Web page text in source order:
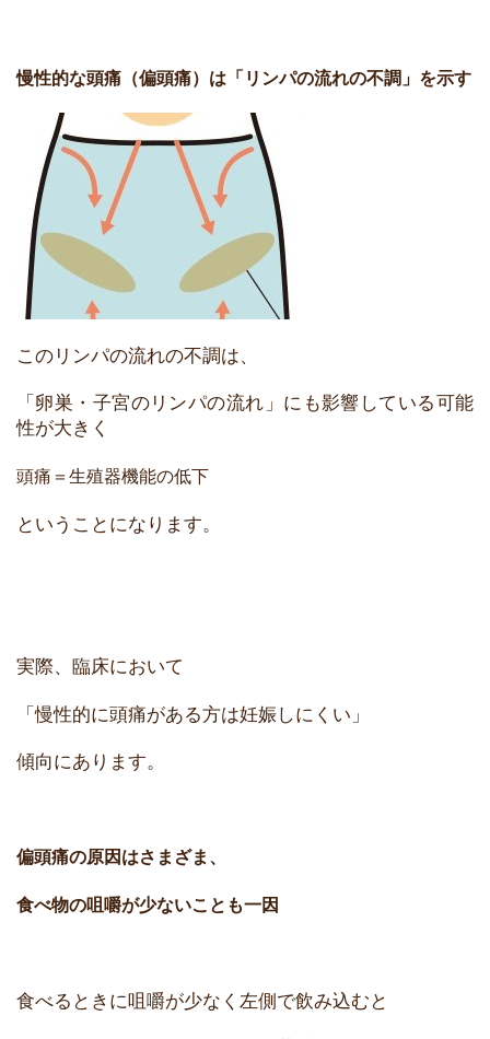
慢性的な頭痛（偏頭痛）は「リンパの流れの不調」を示す
このリンパの流れの不調は、
「卵巣・子宮のリンパの流れ」にも影響している可能
性が大きく
頭痛＝生殖器機能の低下
ということになります。
実際、臨床において
「慢性的に頭痛がある方は妊娠しにくい」
傾向にあります。
偏頭痛の原因はさまざま、
食べ物の咀嚼が少ないことも一因
食べるときに咀嚼が少なく左側で飲み込むと